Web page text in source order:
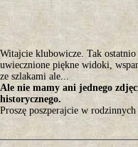
Witajcie klubowicze. Tak ostatnio
uwiecznione piękne widoki,
ze szlakami ale...
Ale nie mamy ani jednego
historycznego.
Proszę poszperajcie w